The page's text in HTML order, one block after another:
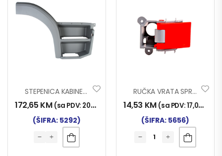
STEPENICA KABINE ATEGO DESNA SA DVA GAZIŠTA
172,65 KM (sa PDV: 202,00
(ŠIFRA: 5292)
RUČKA VRATA SPRINTER UNUT LIJ.
14,53 KM (sa PDV:17,00
(ŠIFRA: 5656)